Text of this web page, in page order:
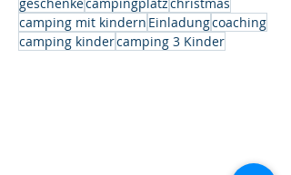
camping mit kindern Einladungcoaching
camping kindercamping 3 Kinder